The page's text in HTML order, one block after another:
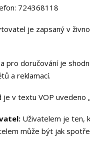
724368118
je zapsaný v
pro doručování je
a reklamací.
je v textu VOP uvedeno
Uživatelem je ten,
může být jak